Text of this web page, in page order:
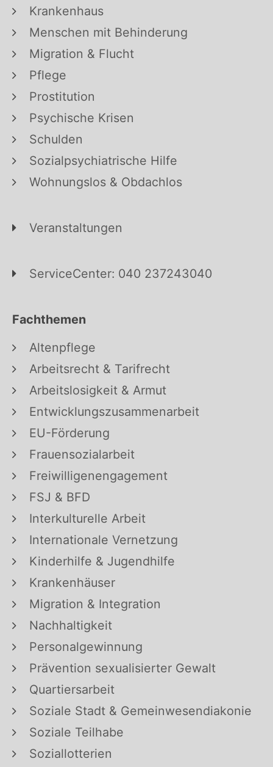
Krankenhaus
Menschen mit Behinderung
Migration & Flucht
Pflege
Prostitution
Psychische Krisen
Schulden
Sozialpsychiatrische Hilfe
Wohnungslos & Obdachlos
Veranstaltungen
ServiceCenter: 040 237243040
Fachthemen
Altenpflege
Arbeitsrecht & Tarifrecht
Arbeitslosigkeit & Armut
Entwicklungszusammenarbeit
EU-Förderung
Frauensozialarbeit
Freiwilligenengagement
FSJ & BFD
Interkulturelle Arbeit
Internationale Vernetzung
Kinderhilfe & Jugendhilfe
Krankenhäuser
Migration & Integration
Nachhaltigkeit
Personalgewinnung
Prävention sexualisierter Gewalt
Quartiersarbeit
Soziale Stadt & Gemeinwesendiakonie
Soziale Teilhabe
Soziallotterien